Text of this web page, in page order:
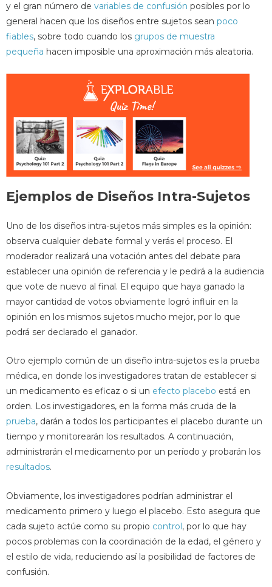
y el gran número de variables de confusión posibles por lo
general hacen que los diseños entre sujetos sean poco
fiables, sobre todo cuando los grupos de muestra
pequeña hacen imposible una aproximación más aleatoria.
Ejemplos de Diseños Intra-Sujetos
Uno de los diseños intra-sujetos más simples es la opinión:
observa cualquier debate formal y verás el proceso. El
moderador realizará una votación antes del debate para
establecer una opinión de referencia y le pedirá a la audiencia
que vote de nuevo al final. El equipo que haya ganado la
mayor cantidad de votos obviamente logró influir en la
opinión en los mismos sujetos mucho mejor, por lo que
podrá ser declarado el ganador.
Otro ejemplo común de un diseño intra-sujetos es la prueba
médica, en donde los investigadores tratan de establecer si
un medicamento es eficaz o si un efecto placebo está en
orden. Los investigadores, en la forma más cruda de la
prueba, darán a todos los participantes el placebo durante un
tiempo y monitorearán los resultados. A continuación,
administrarán el medicamento por un período y probarán los
resultados.
Obviamente, los investigadores podrían administrar el
medicamento primero y luego el placebo. Esto asegura que
cada sujeto actúe como su propio control, por lo que hay
pocos problemas con la coordinación de la edad, el género y
el estilo de vida, reduciendo así la posibilidad de factores de
confusión.